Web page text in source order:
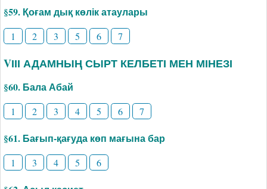
§59. Қоғам дық көлік атаулары
1 2 3 5 6 7
VІІІ АДАМНЫҢ СЫРТ КЕЛБЕТІ МЕН МІНЕЗІ
§60. Бала Абай
1 2 3 4 5 6 7
§61. Бағып-қағуда көп мағына бар
1 3 4 5 6